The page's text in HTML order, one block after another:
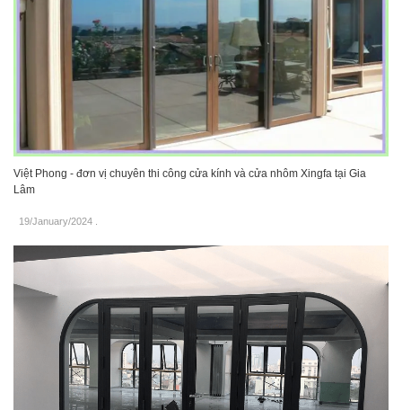
Việt Phong - đơn vị chuyên thi công cửa kính và cửa nhôm Xingfa tại Gia
Lâm
19/January/2024